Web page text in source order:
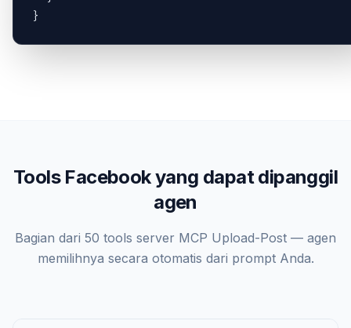
}
Tools Facebook yang dapat dipanggil
agen
Bagian dari 50 tools server MCP Upload-Post — agen
memilihnya secara otomatis dari prompt Anda.